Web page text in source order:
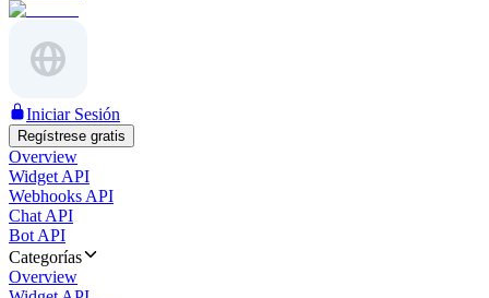
Iniciar Sesión
Regístrese gratis
Overview
Widget API
Webhooks API
Chat API
Bot API
Categorías
Overview